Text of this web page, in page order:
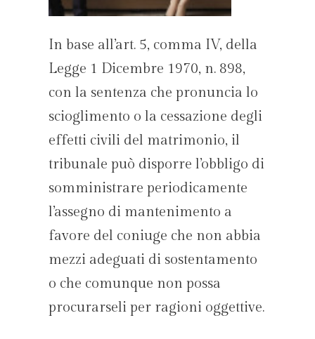
In base all’art. 5, comma IV, della
Legge 1 Dicembre 1970, n. 898,
con la sentenza che pronuncia lo
scioglimento o la cessazione degli
effetti civili del matrimonio, il
tribunale può disporre l’obbligo di
somministrare periodicamente
l’assegno di mantenimento a
favore del coniuge che non abbia
mezzi adeguati di sostentamento
o che comunque non possa
procurarseli per ragioni oggettive.